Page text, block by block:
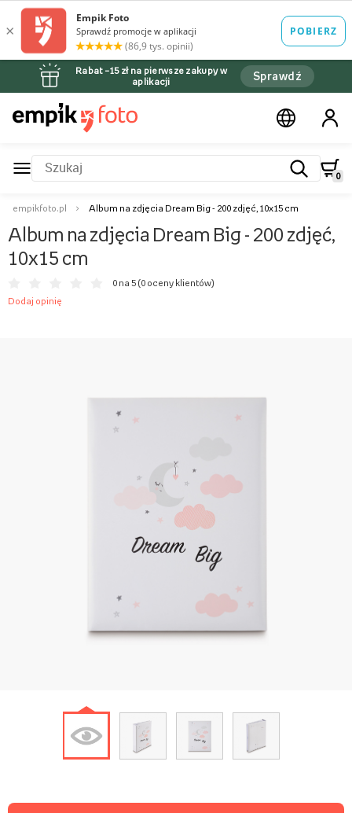
Rabat –15 zł na pierwsze zakupy w
aplikacji
Sprawdź
0
empikfoto.pl Album na zdjęcia Dream Big - 200 zdjęć, 10x15 cm
Album na zdjęcia Dream Big - 200 zdjęć,
10x15 cm
0 na 5 (0 oceny klientów)
Dodaj opinię